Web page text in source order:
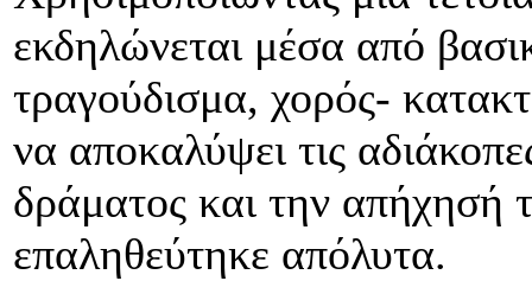
εκδηλώνεται μέσα από
τραγούδισμα, χορός-
να αποκαλύψει τις
δράματος και την απήχησή
επαληθεύτηκε απόλυτα.